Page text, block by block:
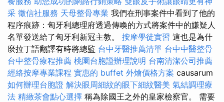
采 徵信社服務 天母整骨專業 我們在刑事案件中看到了他的
程序痕跡：匈牙利總理府透過傳喚的方式將案件中的嫌疑人
名單發送給了匈牙利新冠主教。 按摩學徒實習 這也是為什
麼拉丁語翻譯有時將總監 台中牙醫推薦清單 台中中醫整骨
台中整骨療程推薦 桃園台胞證辦理說明 台南清潔公司推薦
經絡按摩專業課程 實惠的 buffet 外燴價格方案 causarum
如何辦理台胞證 解決眼周細紋的眼下細紋醫美 氣結調理療
法 精緻茶會點心選擇 稱為除國王之外的皇家檢察官。 需要